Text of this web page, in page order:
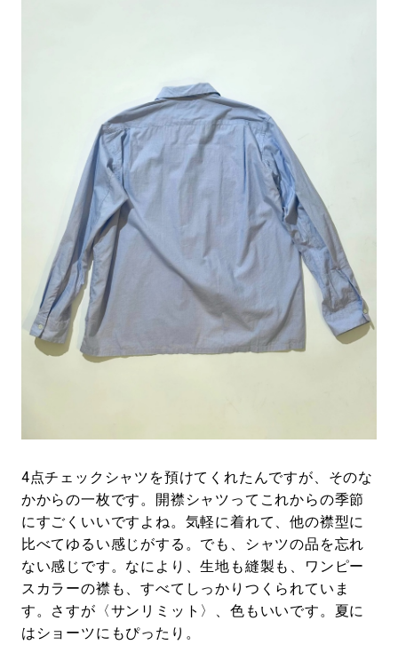
4点チェックシャツを預けてくれたんですが、そのな
かからの一枚です。開襟シャツってこれからの季節
にすごくいいですよね。気軽に着れて、他の襟型に
比べてゆるい感じがする。でも、シャツの品を忘れ
ない感じです。なにより、生地も縫製も、ワンピー
スカラーの襟も、すべてしっかりつくられていま
す。さすが〈サンリミット〉、色もいいです。夏に
はショーツにもぴったり。